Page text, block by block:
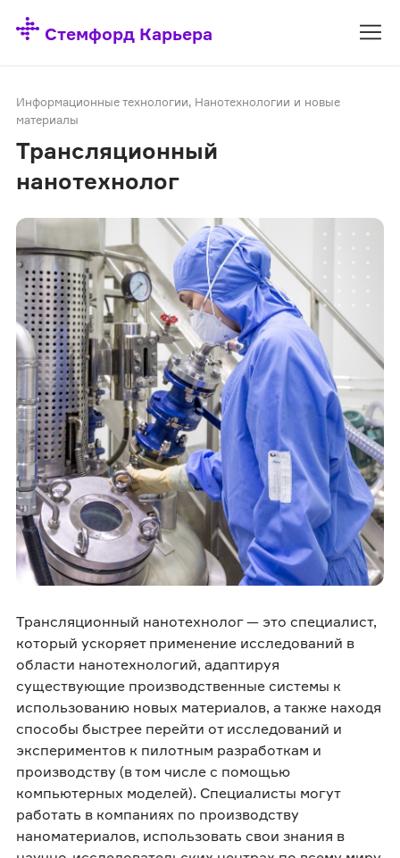
Стемфорд Карьера
Информационные технологии, Нанотехнологии и новые
материалы
Трансляционный
нанотехнолог
Трансляционный нанотехнолог — это специалист,
который ускоряет применение исследований в
области нанотехнологий, адаптируя
существующие производственные системы к
использованию новых материалов, а также находя
способы быстрее перейти от исследований и
экспериментов к пилотным разработкам и
производству (в том числе с помощью
компьютерных моделей). Специалисты могут
работать в компаниях по производству
наноматериалов, использовать свои знания в